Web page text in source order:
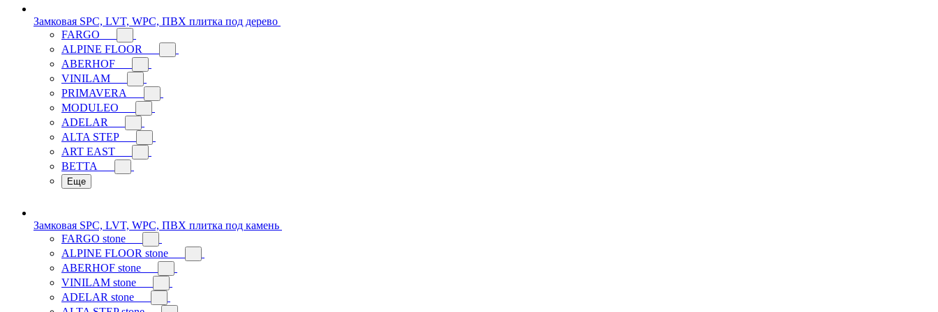
Замковая SPC, LVT, WPC, ПВХ плитка под дерево
FARGO
ALPINE FLOOR
ABERHOF
VINILAM
PRIMAVERA
MODULEO
ADELAR
ALTA STEP
ART EAST
BETTA
Еще
Замковая SPC, LVT, WPC, ПВХ плитка под камень
FARGO stone
ALPINE FLOOR stone
ABERHOF stone
VINILAM stone
ADELAR stone